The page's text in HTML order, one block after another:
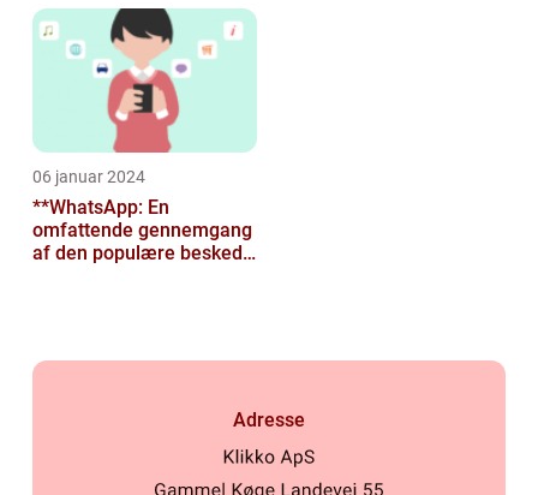
06 januar 2024
**WhatsApp: En
omfattende gennemgang
af den populære besked-
Adresse